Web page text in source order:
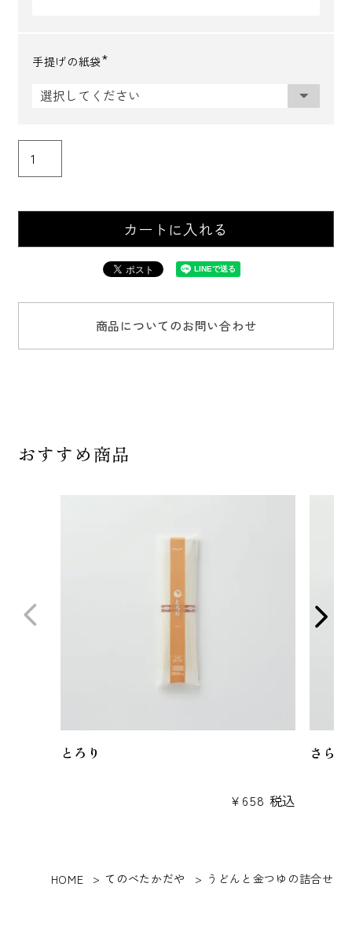
手提げの紙袋
必
カートに入れる
商品についてのお問い合わせ
おすすめ商品
とろり
¥ 658 税込
さらり
HOME てのべたかだや うどんと金つゆの詰合せ